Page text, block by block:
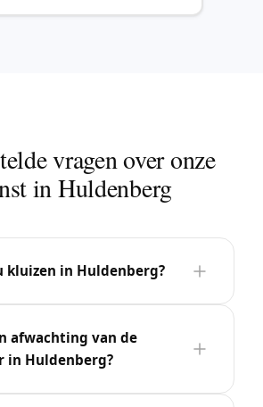
vragen over onze
in Huldenberg
in Huldenberg?
afwachting van de
in Huldenberg?